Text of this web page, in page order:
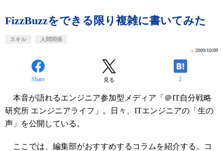
FizzBuzzをできる限り複雑に書いてみた
スキル 人間関係
» 2009/10/09
Share 見る 2
本音が語れるエンジニア参加型メディア「＠IT自分戦略
研究所 エンジニアライフ」。日々、ITエンジニアの「生の
声」を公開している。
ここでは、編集部がおすすめするコラムを紹介する。コ